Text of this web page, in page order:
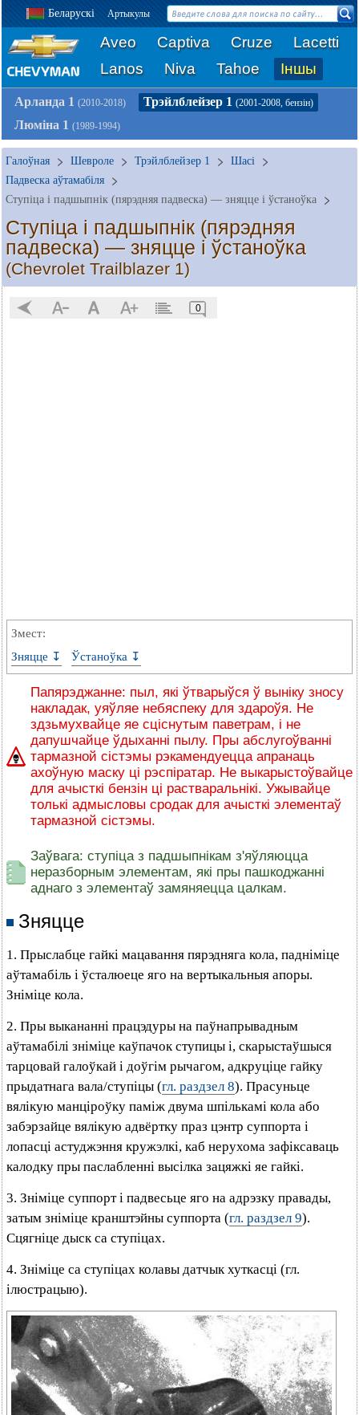
Беларускі Артыкулы
Aveo Captiva Cruze
Lacetti
Lanos
Niva Tahoe Іншы
Арланда 1 (2010-2018) Трэйлблейзер 1 (2001-2008, бензін)
Люміна 1 (1989-1994)
Галоўная Шевроле Трэйлблейзер 1
Шасі
Падвеска аўтамабіля
Ступіца і падшыпнік (пярэдняя падвеска) — зняцце і ўстаноўка
Ступіца і падшыпнік (пярэдняя
падвеска) — зняцце і ўстаноўка
(Chevrolet Trailblazer 1)
0
Змест:
Зняцце ↧
Ўстаноўка ↧
Папярэджанне: пыл, які ўтварыўся ў выніку зносу
накладак, уяўляе небяспеку для здароўя. Не
здзьмухвайце яе сціснутым паветрам, і не
дапушчайце ўдыханні пылу. Пры абслугоўванні
тармазной сістэмы рэкамендуецца апранаць
ахоўную маску ці рэспіратар. Не выкарыстоўвайце
для ачысткі бензін ці растваральнікі. Ужывайце
толькі адмысловы сродак для ачысткі элементаў
тармазной сістэмы.
Заўвага: ступіца з падшыпнікам з'яўляюцца
неразборным элементам, які пры пашкоджанні
аднаго з элементаў замяняецца цалкам.
Зняцце
1. Прыслабце гайкі мацавання пярэдняга кола, падніміце
аўтамабіль і ўсталюеце яго на вертыкальныя апоры.
Зніміце кола.
2. Пры выкананні працэдуры на паўнапрывадным
аўтамабілі зніміце каўпачок ступицы і, скарыстаўшыся
тарцовай галоўкай і доўгім рычагом, адкруціце гайку
прыдатнага вала/ступіцы (гл. раздзел 8). Прасуньце
вялікую манціроўку паміж двума шпількамі кола або
забэрзайце вялікую адвёртку праз цэнтр суппорта і
лопасці астуджэння кружэлкі, каб нерухома зафіксаваць
калодку пры паслабленні высілка зацяжкі яе гайкі.
3. Зніміце суппорт і падвесьце яго на адрэзку правады,
затым зніміце кранштэйны суппорта (гл. раздзел 9).
Сцягніце дыск са ступіцах.
4. Зніміце са ступіцах колавы датчык хуткасці (гл.
ілюстрацыю).